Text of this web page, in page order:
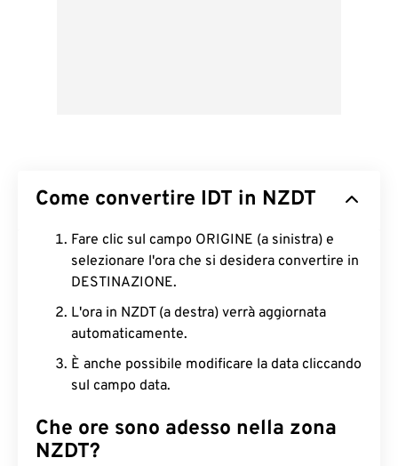
Come convertire IDT in NZDT
Fare clic sul campo ORIGINE (a sinistra) e
selezionare l'ora che si desidera convertire in
DESTINAZIONE.
L'ora in NZDT (a destra) verrà aggiornata
automaticamente.
È anche possibile modificare la data cliccando
sul campo data.
Che ore sono adesso nella zona
NZDT?